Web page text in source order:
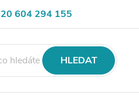
604 294 155
reklamace zboží
HLEDAT